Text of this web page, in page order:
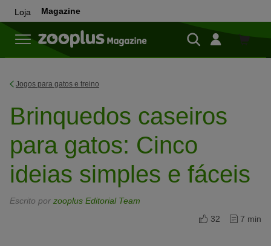
Loja Magazine
Loja
Jogos para gatos e treino
Brinquedos caseiros
para gatos: Cinco
ideias simples e fáceis
Escrito por zooplus Editorial Team
32
7 min